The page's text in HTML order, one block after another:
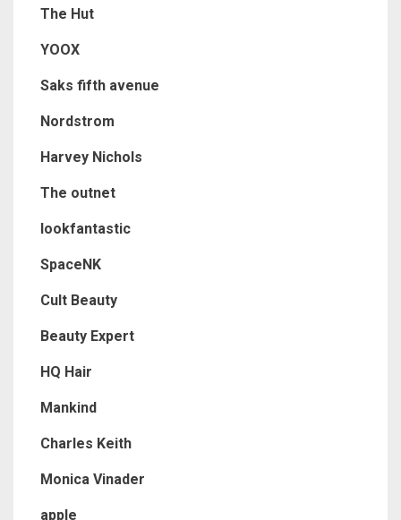
The Hut
YOOX
Saks fifth avenue
Nordstrom
Harvey Nichols
The outnet
lookfantastic
SpaceNK
Cult Beauty
Beauty Expert
HQ Hair
Mankind
Charles Keith
Monica Vinader
apple